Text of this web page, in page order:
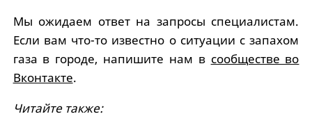
Мы ожидаем ответ на запросы специалистам.
Если вам что-то известно о ситуации с запахом
газа в городе, напишите нам в сообществе во
Вконтакте.
Читайте также: